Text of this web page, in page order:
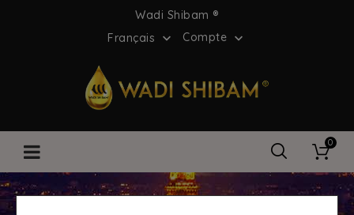
Wadi Shibam ®
Français
 Compte 
0